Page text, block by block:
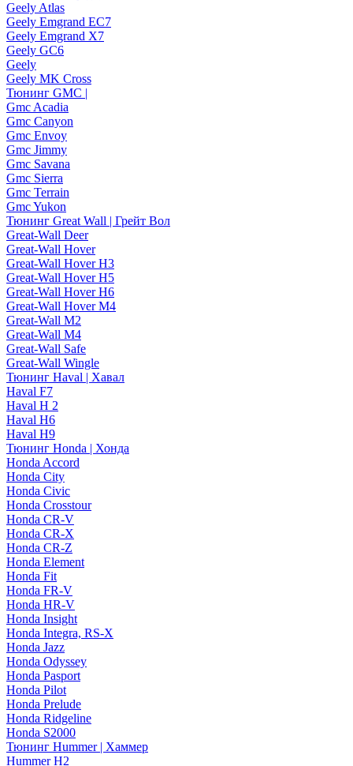
Geely Atlas
Geely Emgrand EC7
Geely Emgrand X7
Geely GC6
Geely
Geely MK Cross
Тюнинг GMC |
Gmc Acadia
Gmc Canyon
Gmc Envoy
Gmc Jimmy
Gmc Savana
Gmc Sierra
Gmc Terrain
Gmc Yukon
Тюнинг Great Wall | Грейт Вол
Great-Wall Deer
Great-Wall Hover
Great-Wall Hover H3
Great-Wall Hover H5
Great-Wall Hover H6
Great-Wall Hover M4
Great-Wall M2
Great-Wall M4
Great-Wall Safe
Great-Wall Wingle
Тюнинг Haval | Хавал
Haval F7
Haval H 2
Haval H6
Haval H9
Тюнинг Honda | Хонда
Honda Accord
Honda City
Honda Civic
Honda Crosstour
Honda CR-V
Honda CR-X
Honda CR-Z
Honda Element
Honda Fit
Honda FR-V
Honda HR-V
Honda Insight
Honda Integra, RS-X
Honda Jazz
Honda Odyssey
Honda Pasport
Honda Pilot
Honda Prelude
Honda Ridgeline
Honda S2000
Тюнинг Hummer | Хаммер
Hummer H2